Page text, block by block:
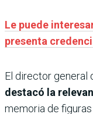
Le puede
presenta
El director general
destacó la
memoria de